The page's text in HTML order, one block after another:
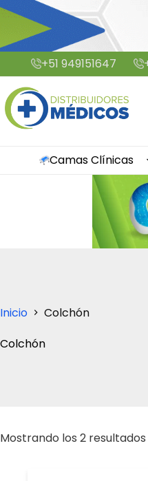
Saltar
al
contenido
+51 949151647
Camas Clínicas
Inicio
Colchón
Colchón
Mostrando los 2 resultados